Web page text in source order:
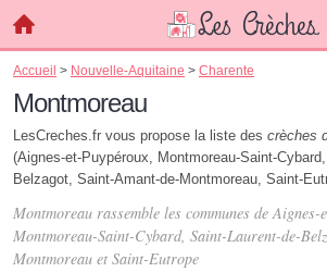
Accueil > Nouvelle-Aquitaine > Charente
Montmoreau
LesCreches.fr vous propose la liste des crèches
(Aignes-et-Puypéroux, Montmoreau-Saint-
Belzagot, Saint-Amant-de-Montmoreau, Saint-
Montmoreau rassemble les communes de Aignes-
Montmoreau-Saint-Cybard, Saint-Laurent-de-
Montmoreau et Saint-Eutrope